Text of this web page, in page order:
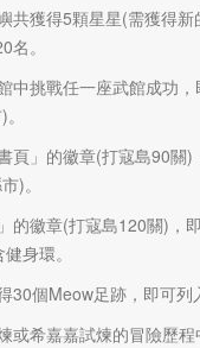
共獲得5顆星星(需獲得
。
中挑戰任一座武館成功
頁」的徽章(打寇島90
)。
的徽章(打寇島120關)，
身環。
30個Meow足跡，即可
或希嘉嘉試煉的冒險歷